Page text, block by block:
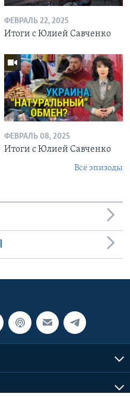
ФЕВРАЛЬ 22, 2025
Итоги с Юлией Савченко
ФЕВРАЛЬ 08, 2025
Итоги с Юлией Савченко
Все эпизоды